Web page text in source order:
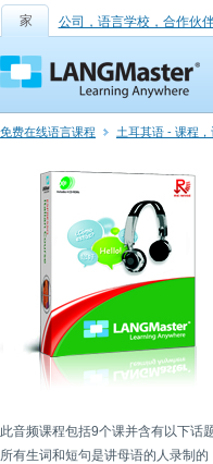
家 公司，语言学校，合作伙
免费在线语言课程 土耳其语 - 课程
此音频课程包括9个课并含有以下话
所有生词和短句是讲母语的人录制